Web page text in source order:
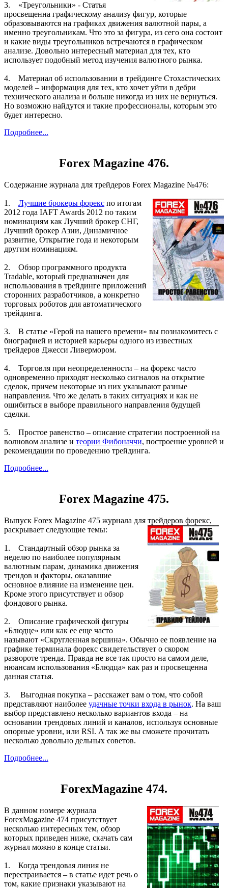
3. «Треугольники» - Статья
просвещенна графическому анализу фигур, которые
образовываются на графиках движения валютной пары, а
именно треугольникам. Что это за фигура, из сего она состоит
и какие виды треугольников встречаются в графическом
анализе. Довольно интересный материал для тех, кто
использует подобный метод изучения валютного рынка.
4. Материал об использовании в трейдинге Стохастических
моделей – информация для тех, кто хочет уйти в дебри
технического анализа и больше никогда из них не вернуться.
Но возможно найдутся и такие профессионалы, которым это
будет интересно.
Подробнее...
Forex Magazine 476.
Содержание журнала для трейдеров Forex Magazine №476:
1. Лучшие брокеры форекс по итогам
2012 года IAFT Awards 2012 по таким
номинациям как Лучший брокер СНГ,
Лучший брокер Азии, Динамичное
развитие, Открытие года и некоторым
другим номинациям.
2. Обзор программного продукта
Tradable, который предназначен для
использования в трейдинге приложений
сторонних разработчиков, а конкретно
торговых роботов для автоматического
трейдинга.
3. В статье «Герой на нашего времени» вы познакомитесь с
биографией и историей карьеры одного из известных
трейдеров Джесси Ливермором.
4. Торговля при неопределенности – на форекс часто
одновременно приходят несколько сигналов на открытие
сделок, причем некоторые из них указывают разные
направления. Что же делать в таких ситуациях и как не
ошибиться в выборе правильного направления будущей
сделки.
5. Простое равенство – описание стратегии построенной на
волновом анализе и теории Фибоначчи, построение уровней и
рекомендации по проведению трейдинга.
Подробнее...
Forex Magazine 475.
Выпуск Forex Magazine 475 журнала для трейдеров форекс,
раскрывает следующие темы:
1. Стандартный обзор рынка за
неделю по наиболее популярным
валютным парам, динамика движения
трендов и факторы, оказавшие
основное влияние на изменение цен.
Кроме этого присутствует и обзор
фондового рынка.
2. Описание графической фигуры
«Блюдце» или как ее еще часто
называют «Скругленная вершина». Обычно ее появление на
графике терминала форекс свидетельствует о скором
развороте тренда. Правда не все так просто на самом деле,
нюансам использования «Блюдца» как раз и просвещенна
данная статья.
3. Выгодная покупка – расскажет вам о том, что собой
представляют наиболее удачные точки входа в рынок. На ваш
выбор представлено несколько вариантов входа – на
основании трендовых линий и каналов, используя основные
опорные уровни, или RSI. А так же вы сможете прочитать
несколько довольно дельных советов.
Подробнее...
ForexMagazine 474.
В данном номере журнала
ForexMagazine 474 присутствует
несколько интересных тем, обзор
которых приведен ниже, скачать сам
журнал можно в конце статьи.
1. Когда трендовая линия не
перестраивается – в статье идет речь о
том, какие признаки указывают на